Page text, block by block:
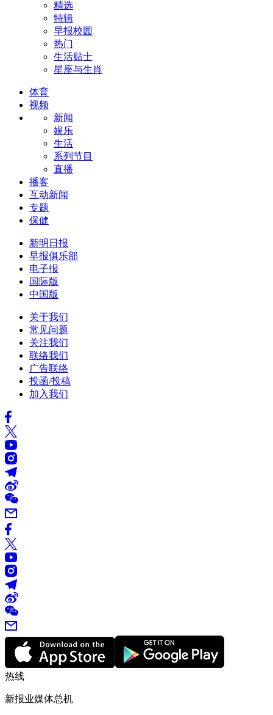
精选
特辑
早报校园
热门
生活贴士
星座与生肖
体育
视频
新闻
娱乐
生活
系列节目
直播
播客
互动新闻
专题
保健
新明日报
早报俱乐部
电子报
国际版
中国版
关于我们
常见问题
关注我们
联络我们
广告联络
投函/投稿
加入我们
热线
新报业媒体总机